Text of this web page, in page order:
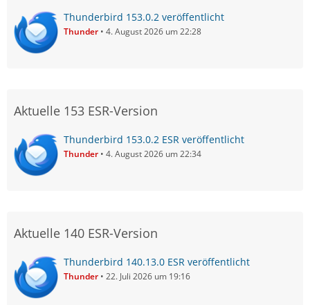
Thunderbird 153.0.2 veröffentlicht
Thunder 4. August 2026 um 22:28
Aktuelle 153 ESR-Version
Thunderbird 153.0.2 ESR veröffentlicht
Thunder 4. August 2026 um 22:34
Aktuelle 140 ESR-Version
Thunderbird 140.13.0 ESR veröffentlicht
Thunder 22. Juli 2026 um 19:16